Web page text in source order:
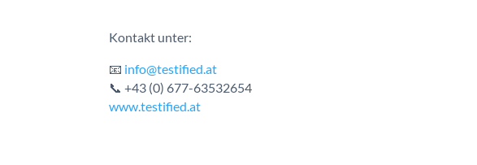
Kontakt unter:
📧 info@testified.at
📞 +43 (0) 677-63532654
www.testified.at